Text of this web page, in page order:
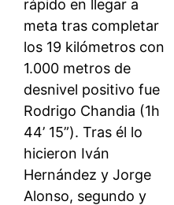
rápido en llegar a
meta tras completar
los 19 kilómetros con
1.000 metros de
desnivel positivo fue
Rodrigo Chandia (1h
44’ 15”). Tras él lo
hicieron Iván
Hernández y Jorge
Alonso, segundo y